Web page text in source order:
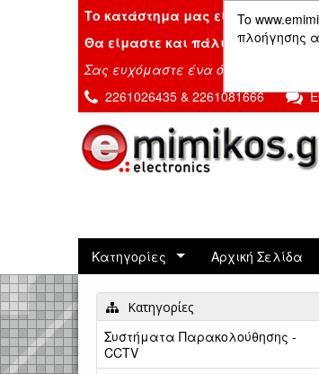
To
πλοήγησης
Το κατάστημα μας είναι κλειστό
Θα είμαστε και πάλι μαζί σας
Σας ευχόμαστε ένα όμορφο
2261026435 & 2261081666
Κατηγορίες Αρχική Σελίδα
Κατηγορίες
Συστήματα Παρακολούθησης -
CCTV